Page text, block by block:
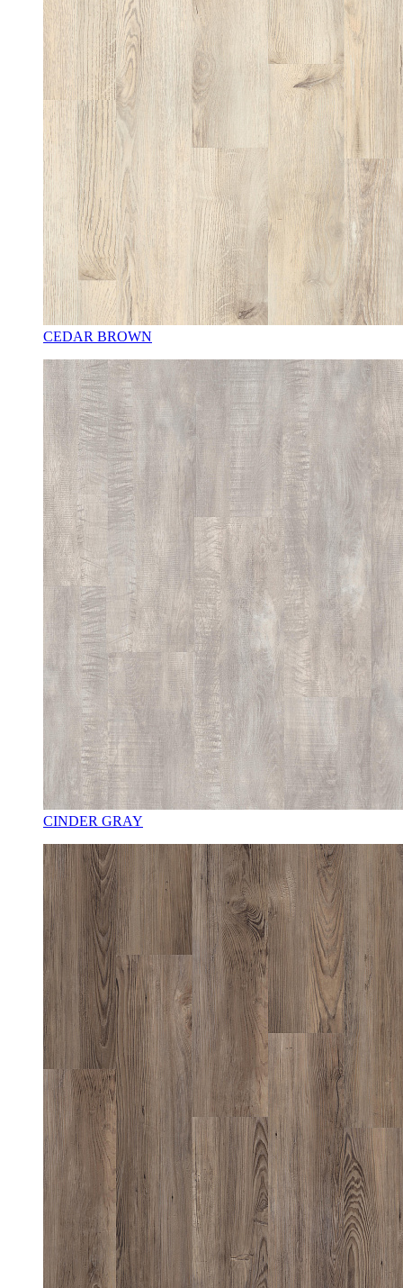
CEDAR BROWN
CINDER GRAY